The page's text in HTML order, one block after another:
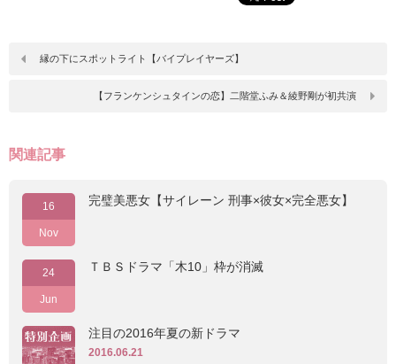
縁の下にスポットライト【バイプレイヤーズ】
【フランケンシュタインの恋】二階堂ふみ＆綾野剛が初共演
関連記事
16
Nov
完璧美悪女【サイレーン 刑事×彼女×完全悪女】
24
Jun
ＴＢＳドラマ「木10」枠が消滅
注目の2016年夏の新ドラマ
2016.06.21